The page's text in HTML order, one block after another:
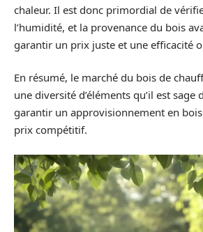
chaleur. Il est donc primordial de
l’humidité, et la provenance du bois
garantir un prix juste et une efficacité
En résumé, le marché du bois de
une diversité d’éléments qu’il est
garantir un approvisionnement en
prix compétitif.